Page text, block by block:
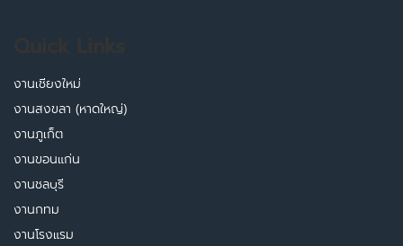
งานเชียงใหม่
งานสงขลา (หาดใหญ่)
งานภูเก็ต
งานขอนแก่น
งานชลบุรี
งานกทม
งานโรงแรม